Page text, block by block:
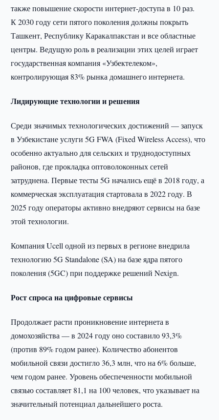
также повышение скорости интернет-доступа в 10 раз.
К 2030 году сети пятого поколения должны покрыть
Ташкент, Республику Каракалпакстан и все областные
центры. Ведущую роль в реализации этих целей играет
государственная компания «Узбектелеком»,
контролирующая 83% рынка домашнего интернета.
Лидирующие технологии и решения
Среди значимых технологических достижений — запуск
в Узбекистане услуги 5G FWA (Fixed Wireless Access), что
особенно актуально для сельских и труднодоступных
районов, где прокладка оптоволоконных сетей
затруднена. Первые тесты 5G начались ещё в 2018 году, а
коммерческая эксплуатация стартовала в 2022 году. В
2025 году операторы активно внедряют сервисы на базе
этой технологии.
Компания Ucell одной из первых в регионе внедрила
технологию 5G Standalone (SA) на базе ядра пятого
поколения (5GC) при поддержке решений Nexign.
Рост спроса на цифровые сервисы
Продолжает расти проникновение интернета в
домохозяйства — в 2024 году оно составило 93,3%
(против 89% годом ранее). Количество абонентов
мобильной связи достигло 36,3 млн, что на 6% больше,
чем годом ранее. Уровень обеспеченности мобильной
связью составляет 81,1 на 100 человек, что указывает на
значительный потенциал дальнейшего роста.